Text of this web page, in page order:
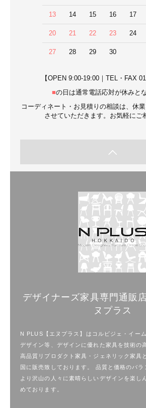
13 14 15 16 17
20 21 22 23 24
27 28 29 30
【OPEN 9:00-19:00｜TEL・FAX
■の日は通常電話応対が休みと
コーディネート・お見積りの相談は、休
させていただきます。お気軽にご
デザイナーズ家具専門通販
ヌプラス
N PLUS【エヌプラス】はコルビジェ・イー
デザイン等、デザインに優れた家具を技術の
高品質リプロダクト家具・ジェネリック家具
国に販売致しております。 品質と価格のバラ
より沢山の人々に素晴らしいデザインを楽し
めております。